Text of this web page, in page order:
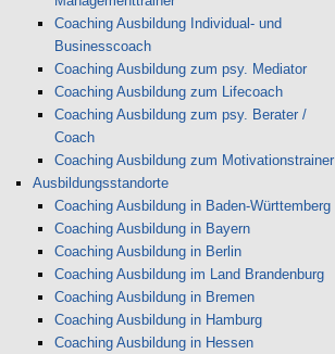
Coaching Ausbildung Individual- und
Businesscoach
Coaching Ausbildung zum psy. Mediator
Coaching Ausbildung zum Lifecoach
Coaching Ausbildung zum psy. Berater /
Coach
Coaching Ausbildung zum Motivationstrainer
Ausbildungsstandorte
Coaching Ausbildung in Baden-Württemberg
Coaching Ausbildung in Bayern
Coaching Ausbildung in Berlin
Coaching Ausbildung im Land Brandenburg
Coaching Ausbildung in Bremen
Coaching Ausbildung in Hamburg
Coaching Ausbildung in Hessen